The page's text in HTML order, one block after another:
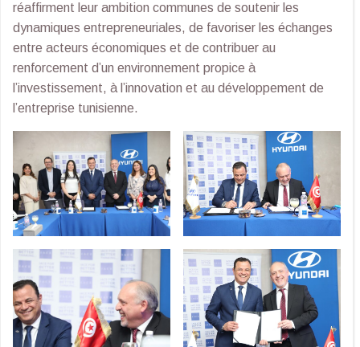
réaffirment leur ambition communes de soutenir les
dynamiques entrepreneuriales, de favoriser les échanges
entre acteurs économiques et de contribuer au
renforcement d’un environnement propice à
l’investissement, à l’innovation et au développement de
l’entreprise tunisienne.